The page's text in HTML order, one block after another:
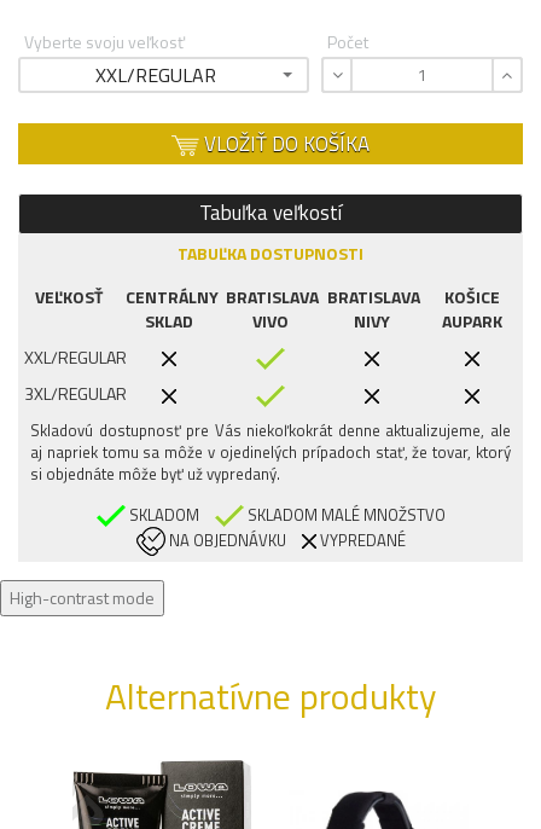
Vyberte svoju veľkosť
XXL/REGULAR
Počet
VLOŽIŤ DO KOŠÍKA
Tabuľka veľkostí
TABUĽKA DOSTUPNOSTI
VEĽKOSŤ
CENTRÁLNY
SKLAD
BRATISLAVA
VIVO
BRATISLAVA
NIVY
KOŠICE
AUPARK
XXL/REGULAR
3XL/REGULAR
Skladovú dostupnosť pre Vás niekoľkokrát denne aktualizujeme, ale
aj napriek tomu sa môže v ojedinelých prípadoch stať, že tovar, ktorý
si objednáte môže byť už vypredaný.
SKLADOM
SKLADOM MALÉ MNOŽSTVO
NA OBJEDNÁVKU
VYPREDANÉ
High-contrast mode
Alternatívne produkty